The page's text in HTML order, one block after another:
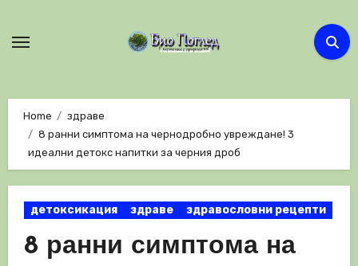
Home
здраве
8 ранни симптома на чернодробно увреждане! 3
идеални детокс напитки за черния дроб
детоксикация здраве здравословни рецепти
8 ранни симптома на